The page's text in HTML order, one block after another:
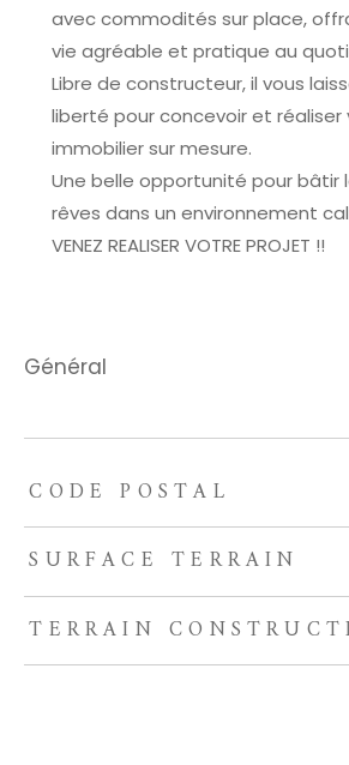
avec commodités sur place,
vie agréable et pratique au
Libre de constructeur, il vous
liberté pour concevoir et
immobilier sur mesure.
Une belle opportunité pour bâtir
rêves dans un environnement
VENEZ REALISER VOTRE PROJET !!
général
TRAD_ZEPHYR_Caracteristique
CODE POSTAL
SURFACE TERRAIN
TERRAIN